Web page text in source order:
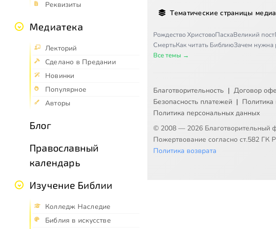
Реквизиты
Медиатека
Лекторий
Сделано в Предании
Новинки
Популярное
Авторы
Блог
Православный
календарь
Изучение Библии
Колледж Наследие
Библия в искусстве
Тематические страницы
Рождество ХристовоПасхаВеликий пост
СмертьКак читать БиблиюЗачем нужна
Все темы →
Благотворительность | Договор
Безопасность платежей | Политика
Политика персональных данных
© 2008 — 2026
Пожертвование согласно ст.582 ГК
Политика возврата